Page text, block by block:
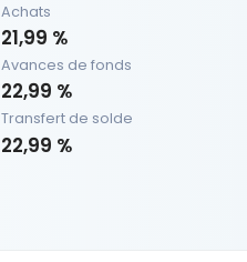
Achats
21,99 %
Avances de fonds
22,99 %
Transfert de solde
22,99 %